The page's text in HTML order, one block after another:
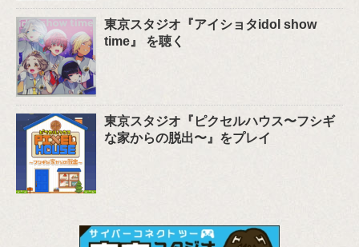
東京スタジオ『アイショタidol show
time』 を聴く
東京スタジオ『ピクセルハウス〜フシギ
な家からの脱出〜』をプレイ